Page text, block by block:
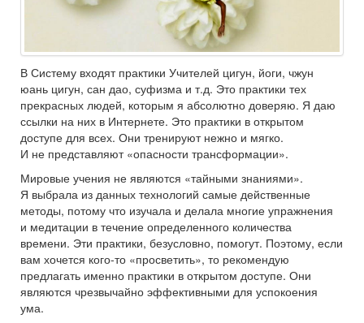
В Систему входят практики Учителей цигун, йоги, чжун
юань цигун, сан дао, суфизма и т.д. Это практики тех
прекрасных людей, которым я абсолютно доверяю. Я даю
ссылки на них в Интернете. Это практики в открытом
доступе для всех. Они тренируют нежно и мягко.
И не представляют «опасности трансформации».
Мировые учения не являются «тайными знаниями».
Я выбрала из данных технологий самые действенные
методы, потому что изучала и делала многие упражнения
и медитации в течение определенного количества
времени. Эти практики, безусловно, помогут. Поэтому, если
вам хочется кого-то «просветить», то рекомендую
предлагать именно практики в открытом доступе. Они
являются чрезвычайно эффективными для успокоения
ума.